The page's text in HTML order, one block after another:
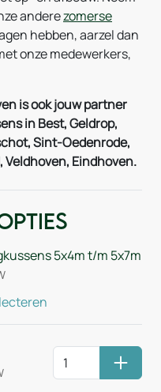
anderezomerse
hebben, aarzel dan
onze medewerkers,
is ook jouw partner
in Best, Geldrop,
Sint-Oedenrode,
Veldhoven, Eindhoven.
5x4m t/m 5x7m